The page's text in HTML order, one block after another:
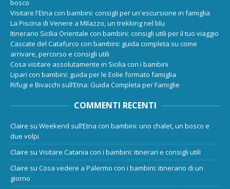
bosco
Visitare l'Etna con bambini: consigli per un'escursione in famiglia
La Piscina di Venere a Milazzo, un trekking nel blu
Itinerario Sicilia Orientale con bambini: consigli utili per il tuo viaggio
Cascate del Catafurco con bambini: guida completa su come
arrivare, percorso e consigli utili
Cosa visitare assolutamente in Sicilia con i bambini
Lipari con bambini: guida per le Eolie formato famiglia
Rifugi e Bivacchi sull’Etna: Guida Completa per Famiglie
COMMENTI RECENTI
Claire su Weekend sull’Etna con bambini: uno chalet, un bosco e
due volpi
Claire su Visitare Catania con i bambini: itinerari e consigli utili
Claire su Cosa vedere a Palermo con i bambini: itinerario di un
giorno